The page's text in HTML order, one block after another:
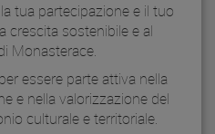
tua partecipazione e il tuo
crescita sostenibile e al
Monasterace.
essere parte attiva nella
e nella valorizzazione del
culturale e territoriale.